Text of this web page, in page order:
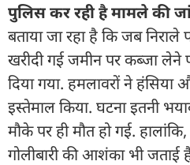
पुलिस कर रही है मामले की
बताया जा रहा है कि जब निराले
खरीदी गई जमीन पर कब्जा
दिया गया. हमलावरों ने हंसिया
इस्तेमाल किया. घटना इतनी
मौके पर ही मौत हो गई.
गोलीबारी की आशंका भी